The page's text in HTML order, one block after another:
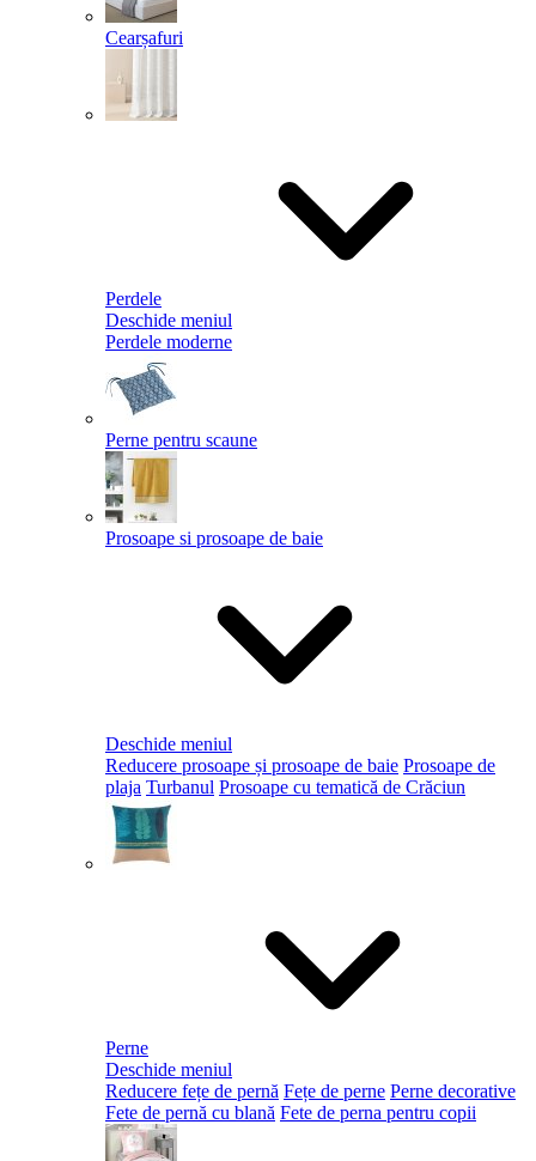
Cearșafuri
Perdele
Deschide meniul
Perdele moderne
Perne pentru scaune
Prosoape si prosoape de baie
Deschide meniul
Reducere prosoape și prosoape de baie Prosoape de
plaja Turbanul Prosoape cu tematică de Crăciun
Perne
Deschide meniul
Reducere fețe de pernă Fețe de perne Perne decorative
Fete de pernă cu blană Fete de perna pentru copii